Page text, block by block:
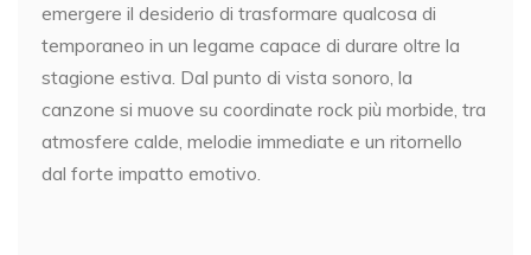
emergere il desiderio di trasformare qualcosa di
temporaneo in un legame capace di durare oltre la
stagione estiva. Dal punto di vista sonoro, la
canzone si muove su coordinate rock più morbide, tra
atmosfere calde, melodie immediate e un ritornello
dal forte impatto emotivo.